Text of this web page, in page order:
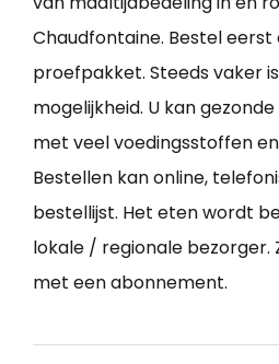
Chaudfontaine. Bestel eerst
proefpakket. Steeds vaker
mogelijkheid. U kan
met veel voedingsstoffen
Bestellen kan online,
bestellijst. Het eten wordt
lokale / regionale bezorger.
met een abonnement.